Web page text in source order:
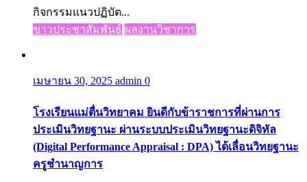
กิจกรรมแนวปฏิบัต...
ข่าวประชาสัมพันธ์ ผลงานวิชาการ
เมษายน 30, 2025 admin 0
โรงเรียนแม่ตื่นวิทยาคม ยินดีกับข้าราชการที่ผ่านการ
ประเมินวิทยฐานะ ผ่านระบบประเมินวิทยฐานะดิจิทัล
(Digital Performance Appraisal : DPA) ได้เลื่อนวิทยฐานะ
ครูชำนาญการ